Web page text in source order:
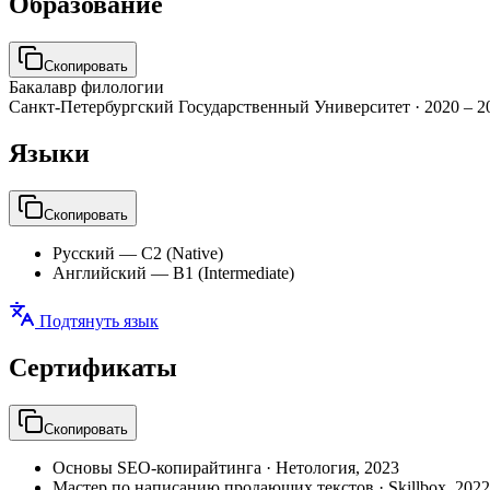
Скопировать
Бакалавр филологии
Санкт-Петербургский Государственный Университет · 2020 –
Языки
Скопировать
Русский — C2 (Native)
Английский — B1 (Intermediate)
Подтянуть язык
Сертификаты
Скопировать
Основы SEO-копирайтинга · Нетология, 2023